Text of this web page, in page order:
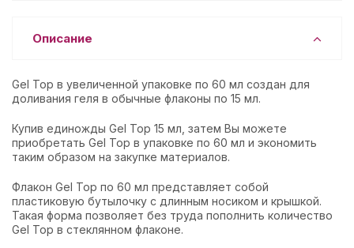
Описание
Gel Top в увеличенной упаковке по 60 мл создан для
доливания геля в обычные флаконы по 15 мл.
Купив единожды Gel Top 15 мл, затем Вы можете
приобретать Gel Top в упаковке по 60 мл и экономить
таким образом на закупке материалов.
Флакон Gel Top по 60 мл представляет собой
пластиковую бутылочку с длинным носиком и крышкой.
Такая форма позволяет без труда пополнить количество
Gel Top в стеклянном флаконе.